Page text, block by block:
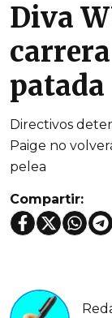
Diva
patada
Directivos
Paige no
pelea
Compartir: